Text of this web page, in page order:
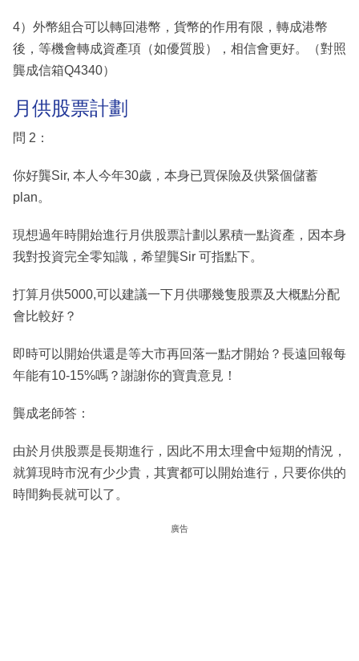
4）外幣組合可以轉回港幣，貨幣的作用有限，轉成港幣
後，等機會轉成資產項（如優質股），相信會更好。（對照
龔成信箱Q4340）
月供股票計劃
問 2：
你好龔Sir, 本人今年30歲，本身已買保險及供緊個儲蓄
plan。
現想過年時開始進行月供股票計劃以累積一點資產，因本身
我對投資完全零知識，希望龔Sir 可指點下。
打算月供5000,可以建議一下月供哪幾隻股票及大概點分配
會比較好？
即時可以開始供還是等大市再回落一點才開始？長遠回報每
年能有10-15%嗎？謝謝你的寶貴意見！
龔成老師答：
由於月供股票是長期進行，因此不用太理會中短期的情況，
就算現時市況有少少貴，其實都可以開始進行，只要你供的
時間夠長就可以了。
廣告